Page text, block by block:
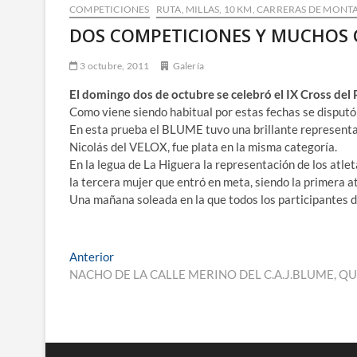
COMPETICIONES RUTA, MILLAS, 10 KM, CARRERAS DE
DOS COMPETICIONES Y
3 octubre, 2011 Galería
El domingo dos de octubre se celebró el IX Cross del
Como viene siendo habitual por estas fechas se
En esta prueba el BLUME tuvo una brillante
Nicolás del VELOX, fue plata en la misma categoría.
En la legua de La Higuera la representación de los
la tercera mujer que entró en meta, siendo la primera
Una mañana soleada en la que todos los
Navegación
de
AnteriorEntrada
anterior:
NACHO DE LA CALLE MERINO DEL C.A.J.BLUME,